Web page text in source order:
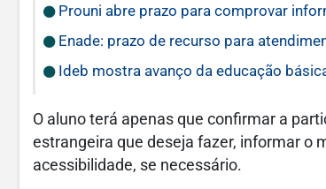
Prouni abre prazo para comprovar
Enade: prazo de recurso para
Ideb mostra avanço da educação
O aluno terá apenas que confirmar a
estrangeira que deseja fazer, informar o
acessibilidade, se necessário.